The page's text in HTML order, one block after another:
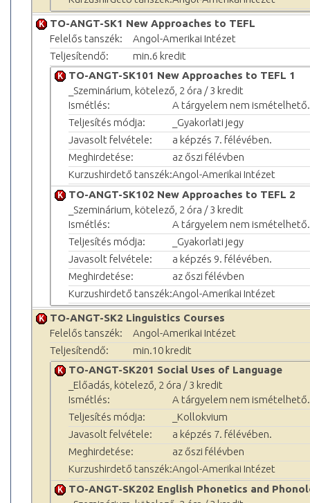
TO-ANGT-SK1 New Approaches to TEFL
Felelős tanszék:
Angol-Amerikai Intézet
Teljesítendő:
min.6 kredit
TO-ANGT-SK101 New Approaches to TEFL 1
_Szeminárium, kötelező, 2 óra / 3 kredit
Ismétlés:
A tárgyelem nem ismételhető.
Teljesítés módja:
_Gyakorlati jegy
Javasolt felvétele:
a képzés 7. félévében.
Meghirdetése:
az őszi félévben
Kurzushirdető tanszék:Angol-Amerikai Intézet
TO-ANGT-SK102 New Approaches to TEFL 2
_Szeminárium, kötelező, 2 óra / 3 kredit
Ismétlés:
A tárgyelem nem ismételhető.
Teljesítés módja:
_Gyakorlati jegy
Javasolt felvétele:
a képzés 9. félévében.
Meghirdetése:
az őszi félévben
Kurzushirdető tanszék:Angol-Amerikai Intézet
TO-ANGT-SK2 Linguistics Courses
Felelős tanszék:
Angol-Amerikai Intézet
Teljesítendő:
min.10 kredit
TO-ANGT-SK201 Social Uses of Language
_Előadás, kötelező, 2 óra / 3 kredit
Ismétlés:
A tárgyelem nem ismételhető.
Teljesítés módja:
_Kollokvium
Javasolt felvétele:
a képzés 7. félévében.
Meghirdetése:
az őszi félévben
Kurzushirdető tanszék:Angol-Amerikai Intézet
TO-ANGT-SK202 English Phonetics and